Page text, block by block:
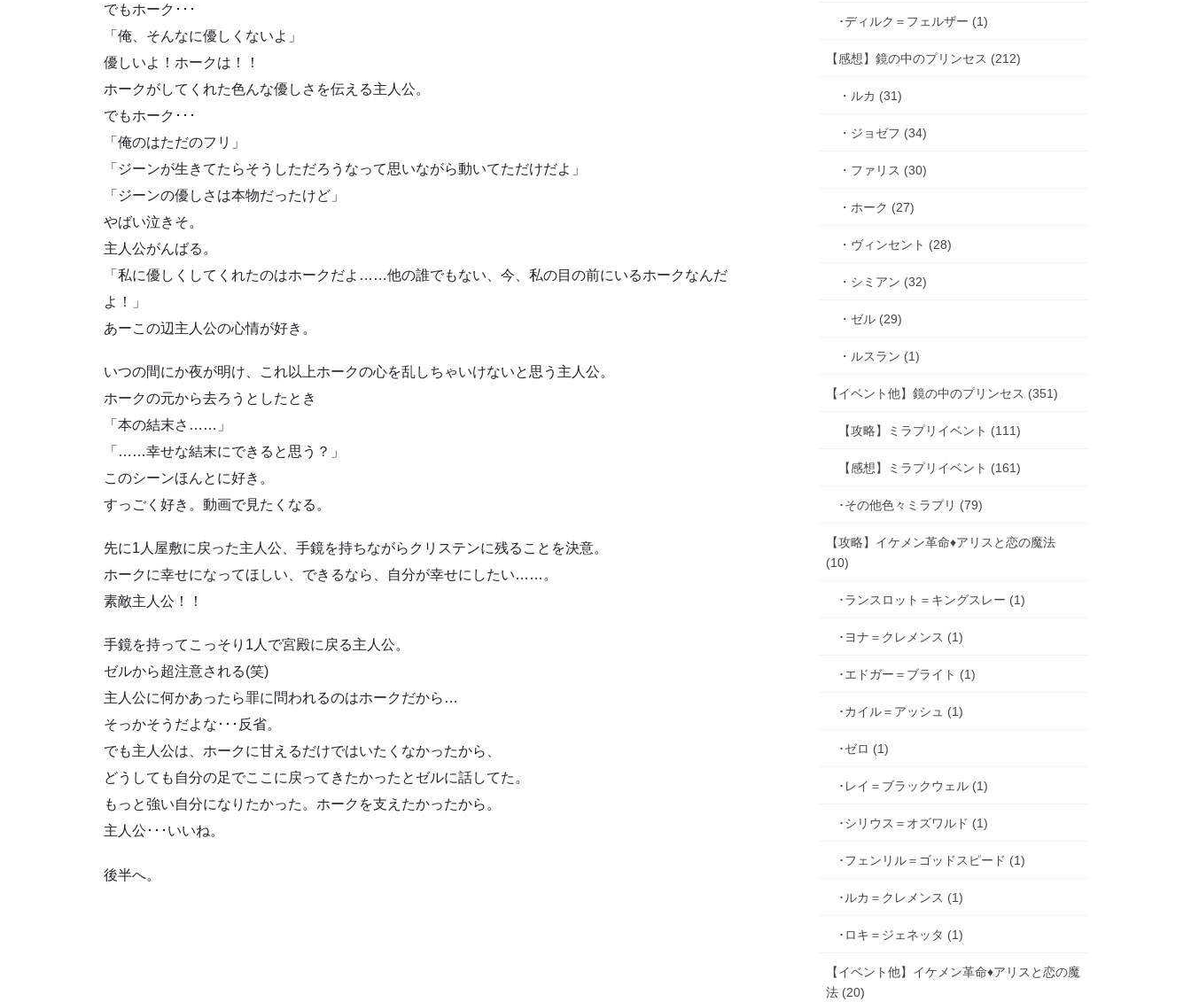
でもホーク･･･
「俺、そんなに優しくないよ」
優しいよ！ホークは！！
ホークがしてくれた色んな優しさを伝える主人公。
でもホーク･･･
「俺のはただのフリ」
「ジーンが生きてたらそうしただろうなって思いながら動いてただけだよ」
「ジーンの優しさは本物だったけど」
やばい泣きそ。
主人公がんばる。
「私に優しくしてくれたのはホークだよ……他の誰でもない、今、私の目の前にいるホークなんだ
よ！」
あーこの辺主人公の心情が好き。
いつの間にか夜が明け、これ以上ホークの心を乱しちゃいけないと思う主人公。
ホークの元から去ろうとしたとき
「本の結末さ……」
「……幸せな結末にできると思う？」
このシーンほんとに好き。
すっごく好き。動画で見たくなる。
先に1人屋敷に戻った主人公、手鏡を持ちながらクリステンに残ることを決意。
ホークに幸せになってほしい、できるなら、自分が幸せにしたい……。
素敵主人公！！
手鏡を持ってこっそり1人で宮殿に戻る主人公。
ゼルから超注意される(笑)
主人公に何かあったら罪に問われるのはホークだから…
そっかそうだよな･･･反省。
でも主人公は、ホークに甘えるだけではいたくなかったから、
どうしても自分の足でここに戻ってきたかったとゼルに話してた。
もっと強い自分になりたかった。ホークを支えたかったから。
主人公･･･いいね。
後半へ。
･ディルク＝フェルザー (1)
【感想】鏡の中のプリンセス (212)
・ルカ (31)
・ジョゼフ (34)
・ファリス (30)
・ホーク (27)
・ヴィンセント (28)
・シミアン (32)
・ゼル (29)
・ルスラン (1)
【イベント他】鏡の中のプリンセス (351)
【攻略】ミラプリイベント (111)
【感想】ミラプリイベント (161)
･その他色々ミラプリ (79)
【攻略】イケメン革命♦アリスと恋の魔法
(10)
･ランスロット＝キングスレー (1)
･ヨナ＝クレメンス (1)
･エドガー＝ブライト (1)
･カイル＝アッシュ (1)
･ゼロ (1)
･レイ＝ブラックウェル (1)
･シリウス＝オズワルド (1)
･フェンリル＝ゴッドスピード (1)
･ルカ＝クレメンス (1)
･ロキ＝ジェネッタ (1)
【イベント他】イケメン革命♦アリスと恋の魔
法 (20)